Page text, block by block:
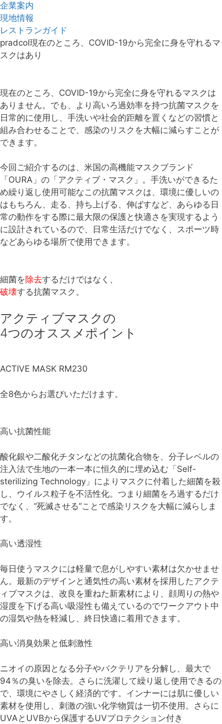
企業案内
現地情報
レストランガイド
pradcol現在のところ、COVID-19から完全に身を守れるマ
スクはあり
現在のところ、COVID-19から完全に身を守れるマスクは
ありません。でも、より高いろ過効率を持つ抗菌マスクを
日常的に使用し、手洗いや社会的距離を置くなどの習慣と
組み合わせることで、感染のリスクを大幅に減らすことが
できます。
今回ご紹介するのは、米国の高機能マスクブランド
「OURA」の「アクティブ・マスク」。手洗いができるた
め繰り返し使用可能なこの抗菌マスクは、環境に優しいの
はもちろん、走る、持ち上げる、伸ばすなど、あらゆる日
常の動作をする際に最大限の保護と快適さを実現するよう
に設計されているので、日常生活だけでなく、スポーツ時
などあらゆる場所で使用できます。
細菌を除去するだけではなく、
破壊する抗菌マスク。
アクティブマスクの
4つのオススメポイント
ACTIVE MASK RM230
全8色からお選びいただけます。
高い抗菌性能
酸化銀や二酸化チタンなどの抗菌化合物を、分子レベルの
注入法で生地の一本一本に恒久的に埋め込む「Self-
sterilizing Technology」によりマスクに付着した細菌を殺
し、ウイルス粒子を不活性化。つまり細菌をろ過するだけ
でなく、“死滅させる”ことで感染リスクを大幅に減らしま
す。
高い透湿性
毎日使うマスクには軽量で息がしやすい素材は欠かせませ
ん。最新のデザインと通気性の高い素材を採用したアクテ
ィブマスクは、改良を重ねた新素材により、顔周りの熱や
湿度を下げる高い吸湿性も備えているのでワークアウト中
の湿気や熱を軽減し、終日快適に着用できます。
高い消臭効果と低刺激性
ニオイの原因となる分子やバクテリアを分解し、最大で
94％の臭いを除去。さらに洗濯して繰り返し使用できるの
で、環境にやさしく経済的です。インナーには肌に優しい
素材を使用し、刺激の強い化学物質は一切不使用。さらに
UVAとUVBから保護するUVプロテクション付き